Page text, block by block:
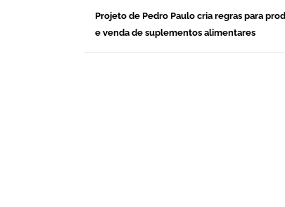
Projeto de Pedro Paulo cria regras para
e venda de suplementos alimentares